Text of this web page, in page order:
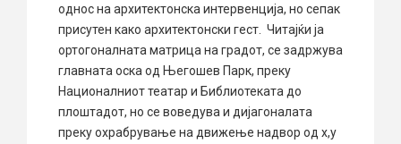
однос на архитектонска интервенција, но сепак
присутен како архитектонски гест. Читајќи ја
ортогоналната матрица на градот, се задржува
главната оска од Његошев Парк, преку
Националниот театар и Библиотеката до
плоштадот, но се воведува и дијагоналата
преку охрабрување на движење надвор од x,y